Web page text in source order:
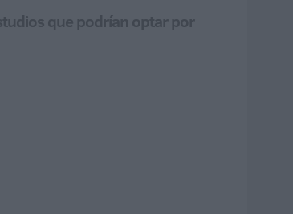
que podrían optar por